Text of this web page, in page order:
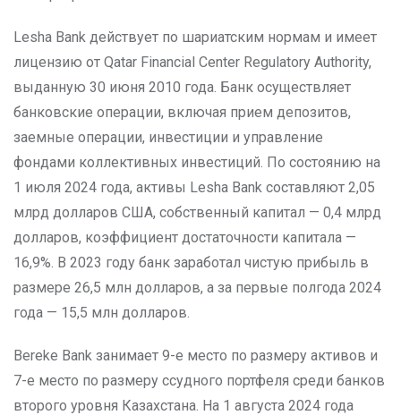
Lesha Bank действует по шариатским нормам и имеет
лицензию от Qatar Financial Center Regulatory Authority,
выданную 30 июня 2010 года. Банк осуществляет
банковские операции, включая прием депозитов,
заемные операции, инвестиции и управление
фондами коллективных инвестиций. По состоянию на
1 июля 2024 года, активы Lesha Bank составляют 2,05
млрд долларов США, собственный капитал — 0,4 млрд
долларов, коэффициент достаточности капитала —
16,9%. В 2023 году банк заработал чистую прибыль в
размере 26,5 млн долларов, а за первые полгода 2024
года — 15,5 млн долларов.
Bereke Bank занимает 9-е место по размеру активов и
7-е место по размеру ссудного портфеля среди банков
второго уровня Казахстана. На 1 августа 2024 года